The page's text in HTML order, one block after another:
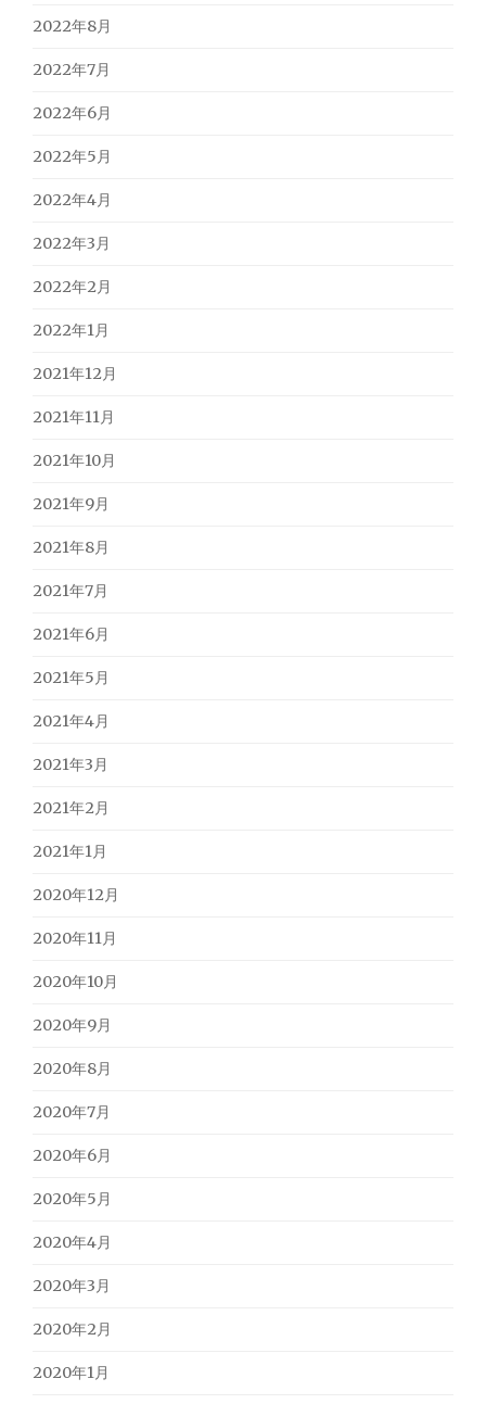
2022年8月
2022年7月
2022年6月
2022年5月
2022年4月
2022年3月
2022年2月
2022年1月
2021年12月
2021年11月
2021年10月
2021年9月
2021年8月
2021年7月
2021年6月
2021年5月
2021年4月
2021年3月
2021年2月
2021年1月
2020年12月
2020年11月
2020年10月
2020年9月
2020年8月
2020年7月
2020年6月
2020年5月
2020年4月
2020年3月
2020年2月
2020年1月